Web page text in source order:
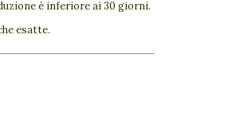
è inferiore ai 30 giorni.
esatte.